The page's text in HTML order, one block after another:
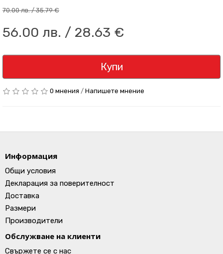
70.00 лв. / 35.79 €
56.00 лв. / 28.63 €
Купи
0 мнения / Напишете мнение
Информация
Общи условия
Декларация за поверителност
Доставка
Размери
Производители
Обслужване на клиенти
Свържете се с нас